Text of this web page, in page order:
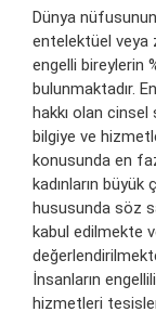
Dünya
entelektüel veya
engelli bireylerin
bulunmaktadır.
hakkı olan cinsel
bilgiye ve
konusunda en
kadınların büyük
hususunda söz
kabul edilmekte
İnsanların
hizmetleri